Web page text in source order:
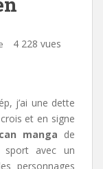
4 228 vues
j’ai une dette
et en signe
manga de
avec un
personnages